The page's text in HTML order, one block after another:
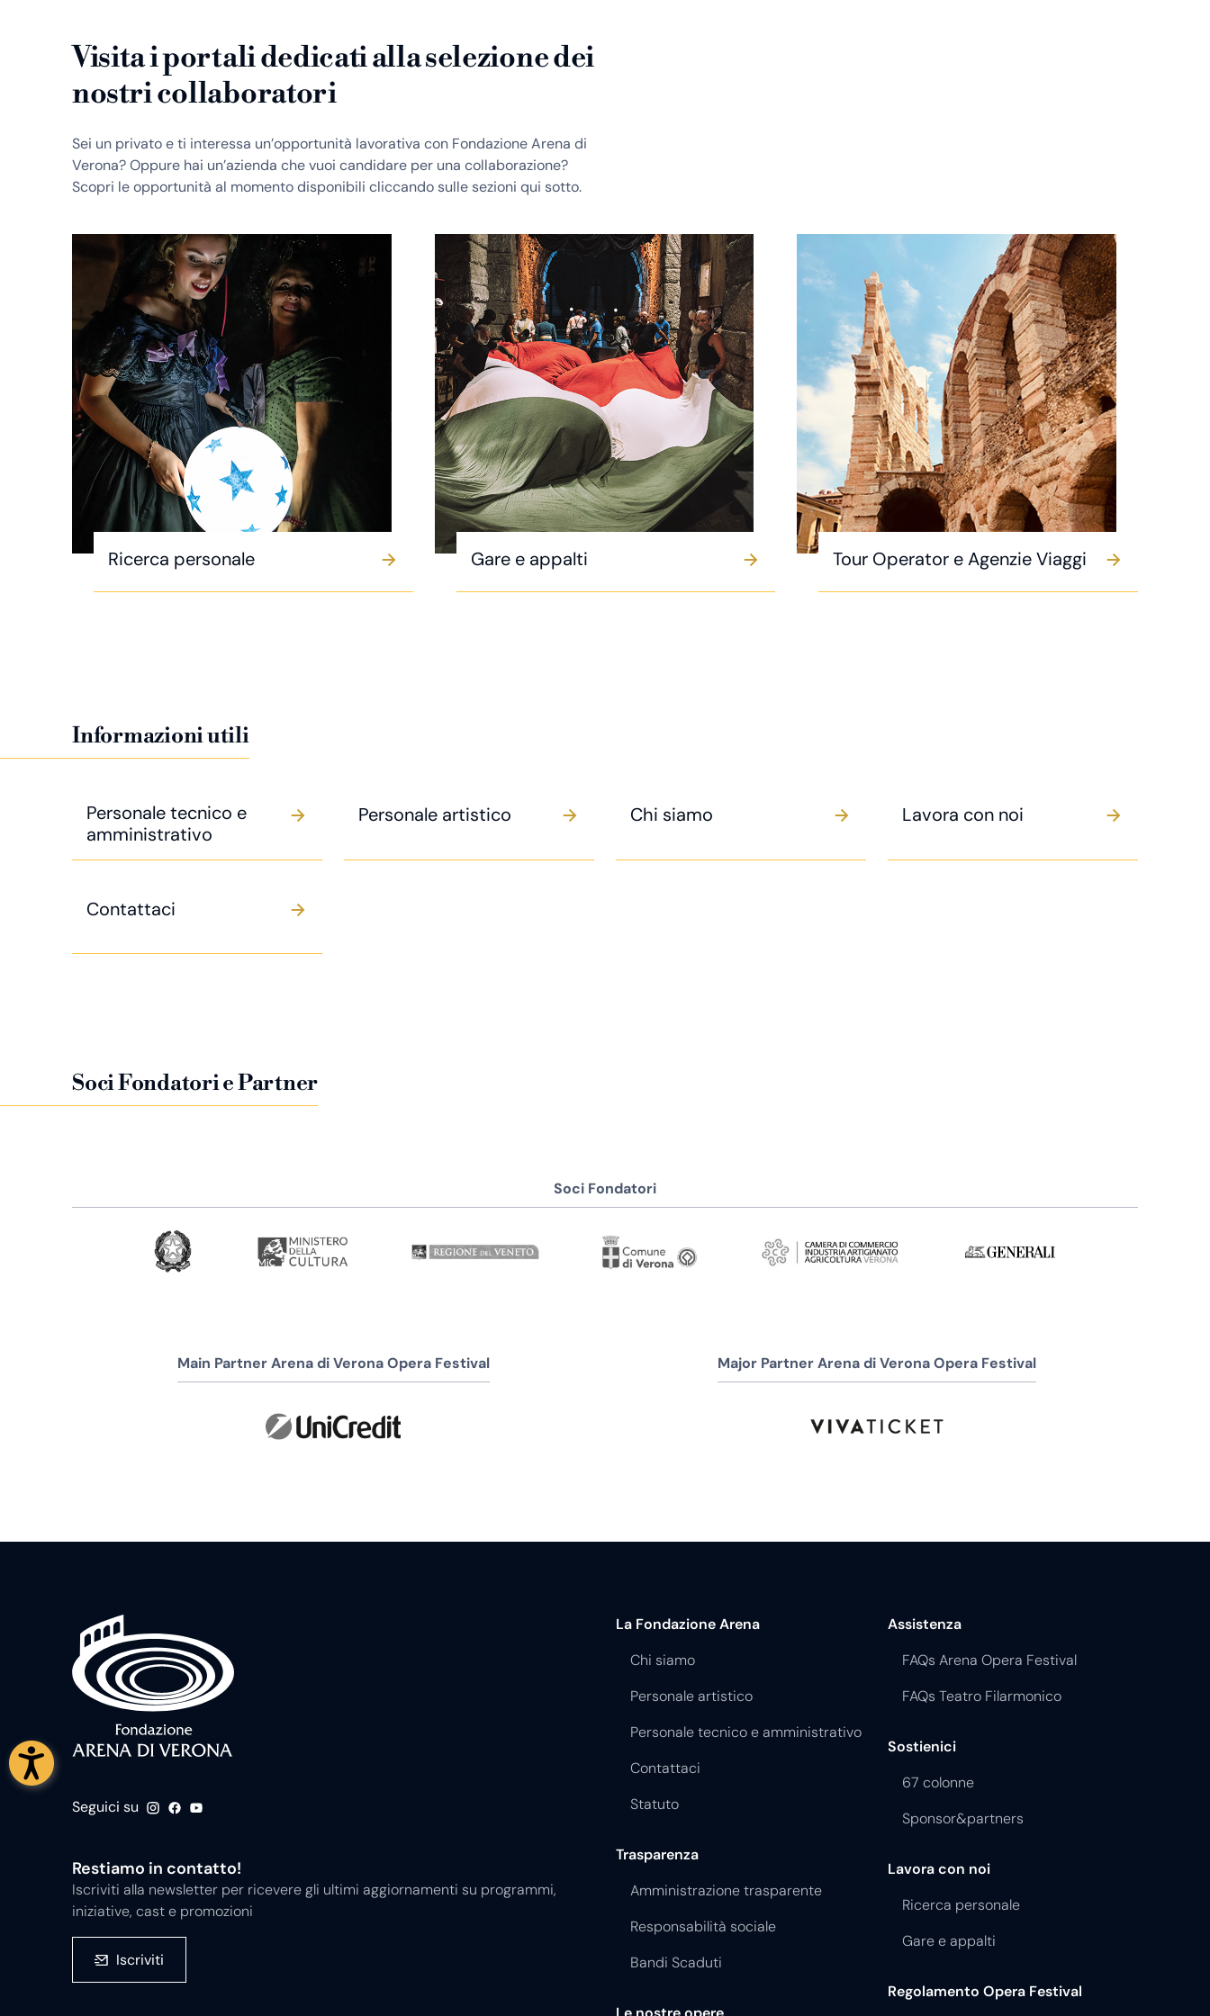
Visita i portali dedicati alla selezione dei
nostri collaboratori
Sei un privato e ti interessa un’opportunità lavorativa con Fondazione Arena di
Verona? Oppure hai un’azienda che vuoi candidare per una collaborazione?
Scopri le opportunità al momento disponibili cliccando sulle sezioni qui sotto.
Ricerca personale Gare e appalti Tour Operator e Agenzie Viaggi
Informazioni utili
Personale tecnico e
amministrativo
Personale artistico Chi siamo Lavora con noi
Contattaci
Soci Fondatori e Partner
Soci Fondatori
Main Partner Arena di Verona Opera Festival Major Partner Arena di Verona Opera Festival
Seguici su
Restiamo in contatto!
Iscriviti alla newsletter per ricevere gli ultimi aggiornamenti su programmi,
iniziative, cast e promozioni
Iscriviti
La Fondazione Arena
Chi siamo
Personale artistico
Personale tecnico e amministrativo
Contattaci
Statuto
Trasparenza
Amministrazione trasparente
Responsabilità sociale
Bandi Scaduti
Assistenza
FAQs Arena Opera Festival
FAQs Teatro Filarmonico
Sostienici
67 colonne
Sponsor&partners
Lavora con noi
Ricerca personale
Gare e appalti
Regolamento Opera Festival